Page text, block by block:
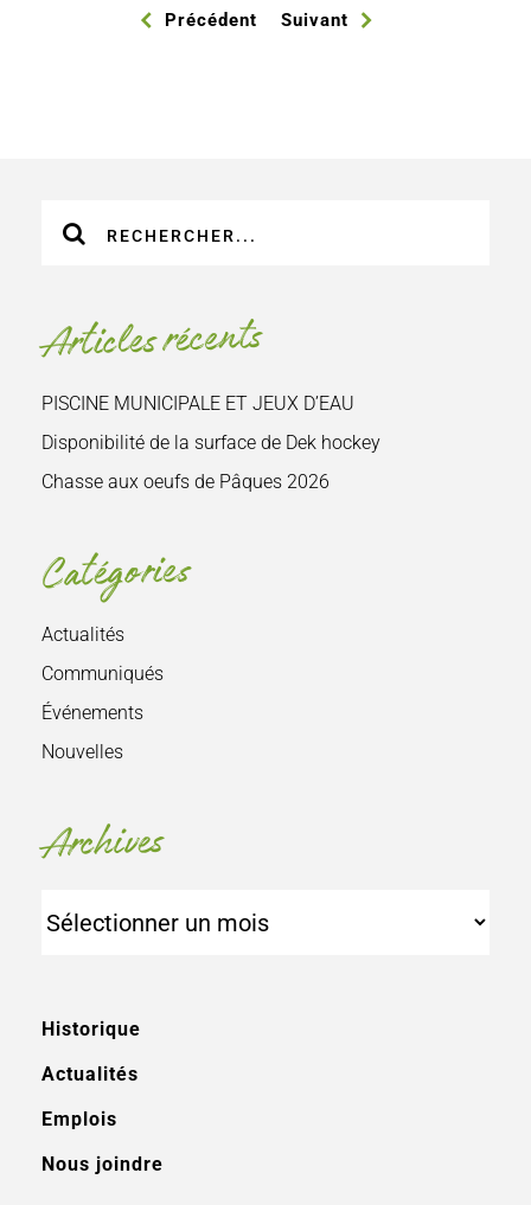
Précédent Suivant
sur
Articles récents
PISCINE MUNICIPALE ET JEUX D’EAU
Disponibilité de la surface de Dek hockey
Chasse aux oeufs de Pâques 2026
Catégories
Actualités
Communiqués
Événements
Nouvelles
Archives
Historique
Actualités
Emplois
Nous joindre